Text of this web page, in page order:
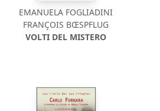
EMANUELA FOGLIADINI
FRANÇOIS BŒSPFLUG
VOLTI DEL MISTERO